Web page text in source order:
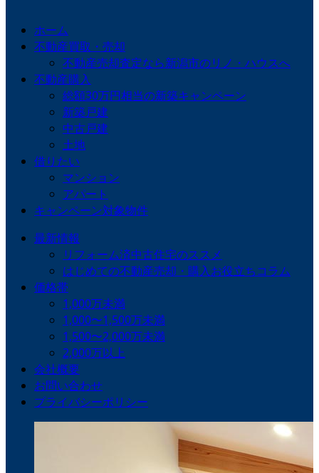
ホーム
不動産買取・売却
不動産売却査定なら新潟市のリノ・ハウスへ
不動産購入
総額30万円相当の新築キャンペーン
新築戸建
中古戸建
土地
借りたい
マンション
アパート
キャンペーン対象物件
最新情報
リフォーム済中古住宅のススメ
はじめての不動産売却・購入お役立ちコラム
価格帯
1,000万未満
1,000〜1,500万未満
1,500〜2,000万未満
2,000万以上
会社概要
お問い合わせ
プライバシーポリシー